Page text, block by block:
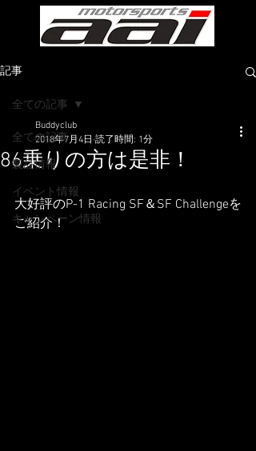
記事
全ての記事
製品情報
イベント情報
キャンペーン情報
全ての記事
86乗りの方は是非！
Buddyclub
2018年7月4日 読了時間: 1分
大好評のP-1 Racing SF＆SF Challengeを
ご紹介！